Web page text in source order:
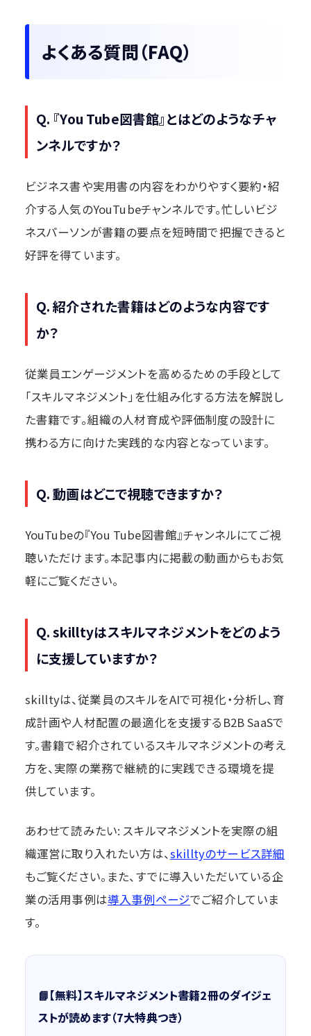
よくある質問（FAQ）
Q. 『You Tube図書館』とはどのようなチャ
ンネルですか？
ビジネス書や実用書の内容をわかりやすく要約・紹
介する人気のYouTubeチャンネルです。忙しいビジ
ネスパーソンが書籍の要点を短時間で把握できると
好評を得ています。
Q. 紹介された書籍はどのような内容です
か？
従業員エンゲージメントを高めるための手段として
「スキルマネジメント」を仕組み化する方法を解説し
た書籍です。組織の人材育成や評価制度の設計に
携わる方に向けた実践的な内容となっています。
Q. 動画はどこで視聴できますか？
YouTubeの『You Tube図書館』チャンネルにてご視
聴いただけます。本記事内に掲載の動画からもお気
軽にご覧ください。
Q. skilltyはスキルマネジメントをどのよう
に支援していますか？
skilltyは、従業員のスキルをAIで可視化・分析し、育
成計画や人材配置の最適化を支援するB2B SaaSで
す。書籍で紹介されているスキルマネジメントの考え
方を、実際の業務で継続的に実践できる環境を提
供しています。
あわせて読みたい: スキルマネジメントを実際の組
織運営に取り入れたい方は、skilltyのサービス詳細
もご覧ください。また、すでに導入いただいている企
業の活用事例は導入事例ページでご紹介していま
す。
📘【無料】スキルマネジメント書籍2冊のダイジェ
ストが読めます（7大特典つき）